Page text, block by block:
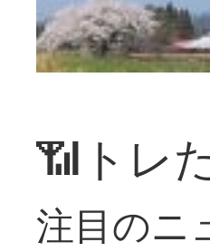
📶トレ
注目のニ